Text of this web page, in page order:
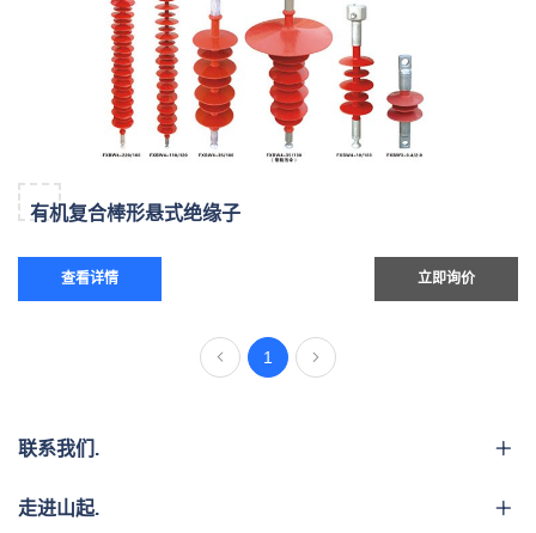
有机复合棒形悬式绝缘子
查看详情 立即询价
1
联系我们.
走进山起.